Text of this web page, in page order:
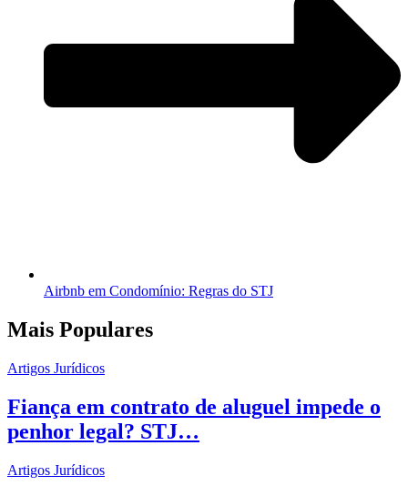
Airbnb em Condomínio: Regras do STJ
Mais Populares
Artigos Jurídicos
Fiança em contrato de aluguel impede o
penhor legal? STJ…
Artigos Jurídicos